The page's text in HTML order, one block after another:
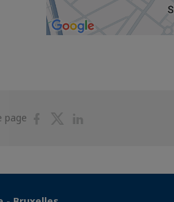
page
PartagerPartager